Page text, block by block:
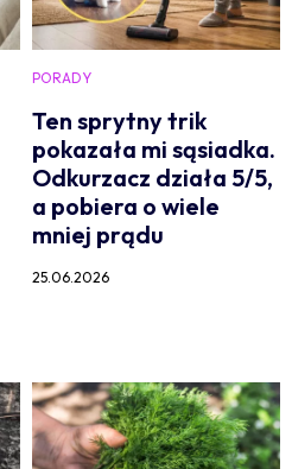
PORADY
Ten sprytny trik
pokazała mi sąsiadka.
Odkurzacz działa 5/5,
a pobiera o wiele
mniej prądu
25.06.2026